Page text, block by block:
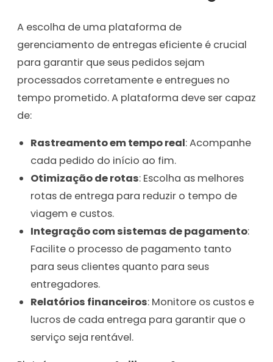
A escolha de uma plataforma de
gerenciamento de entregas eficiente é crucial
para garantir que seus pedidos sejam
processados corretamente e entregues no
tempo prometido. A plataforma deve ser capaz
de:
Rastreamento em tempo real: Acompanhe
cada pedido do início ao fim.
Otimização de rotas: Escolha as melhores
rotas de entrega para reduzir o tempo de
viagem e custos.
Integração com sistemas de pagamento:
Facilite o processo de pagamento tanto
para seus clientes quanto para seus
entregadores.
Relatórios financeiros: Monitore os custos e
lucros de cada entrega para garantir que o
serviço seja rentável.